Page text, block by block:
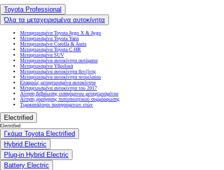
Toyota Professional
Όλα τα μεταχειρισμένα αυτοκίνητα
Μεταχειρισμένα Toyota Aygo X & Aygo
Μεταχειρισμένα Toyota Yaris
Μεταχειρισμένα Corolla & Auris
Μεταχειρισμένα Toyota C-HR
Μεταχειρισμένα SUV
Μεταχειρισμένα αυτοκίνητα αυτόματα
Μεταχειρισμένα Υβριδικά
Μεταχειρισμένα αυτοκίνητα βενζίνης
Μεταχειρισμένα αυτοκίνητα πετρελαίου
Ελαφρώς μεταχειρισμένα αυτοκίνητα
Μεταχειρισμένα αυτοκίνητα του 2017
Αίτηση βεβαίωσης εισαγόμενου μεταχειρισμένου
Αίτηση χορήγησης πιστοποιητικού συμμόρφωσης
Τιμοκατάλογοι προηγούμενων ετών
Electrified
Electrified
Γκάμα Toyota Electrified
Hybrid Electric
Plug-in Hybrid Electric
Battery Electric